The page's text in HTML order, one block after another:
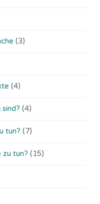
(3)
(4)
(4)
tun? (7)
zu tun? (15)